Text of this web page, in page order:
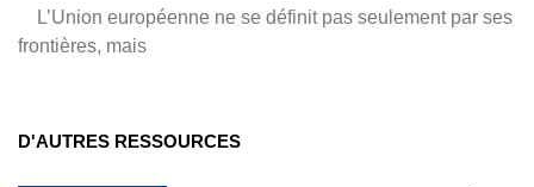
L’Union européenne ne se définit pas seulement par ses
frontières, mais
D'AUTRES RESSOURCES